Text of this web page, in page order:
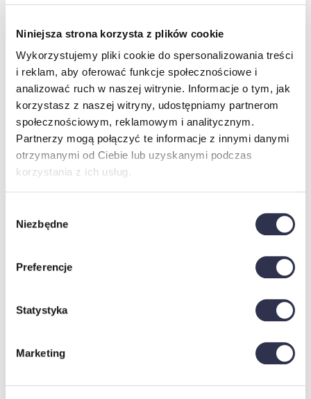
Niniejsza strona korzysta z plików cookie
Wykorzystujemy pliki cookie do spersonalizowania treści
i reklam, aby oferować funkcje społecznościowe i
analizować ruch w naszej witrynie. Informacje o tym, jak
korzystasz z naszej witryny, udostępniamy partnerom
społecznościowym, reklamowym i analitycznym.
Partnerzy mogą połączyć te informacje z innymi danymi
otrzymanymi od Ciebie lub uzyskanymi podczas
korzystania z ich usług.
zgody
Niezbędne
Preferencje
Statystyka
Marketing
Materiały dodatkowo płatne: